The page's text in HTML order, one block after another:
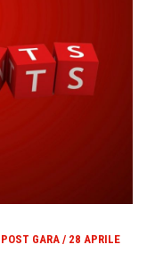
GARA / 28 APRILE